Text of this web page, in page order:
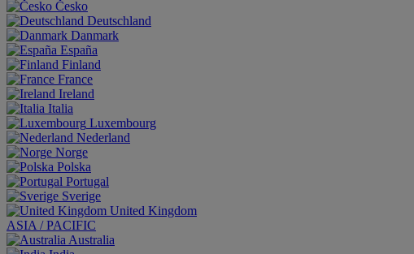
Česko
Deutschland
Danmark
España
Finland
France
Ireland
Italia
Luxembourg
Nederland
Norge
Polska
Portugal
Sverige
United Kingdom
ASIA / PACIFIC
Australia